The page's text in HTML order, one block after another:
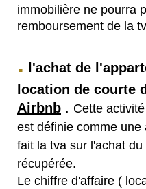
immobilière ne pourra
remboursement de la
.
l'achat de
location de courte
Airbnb . Cette
est définie comme
fait la tva sur l'achat
récupérée.
Le chiffre d'affaire (